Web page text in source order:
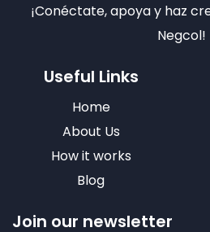
¡Conéctate, apoya y haz
Negcol!
Useful Links
Home
About Us
How it works
Blog
Join our newsletter